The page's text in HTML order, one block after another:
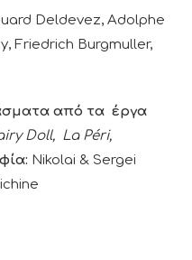
Deldevez, Adolphe
Friedrich Burgmuller,
από τα έργα
Doll, La Péri,
: Nikolai & Sergei